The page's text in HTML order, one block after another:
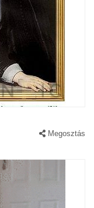
Megosztás